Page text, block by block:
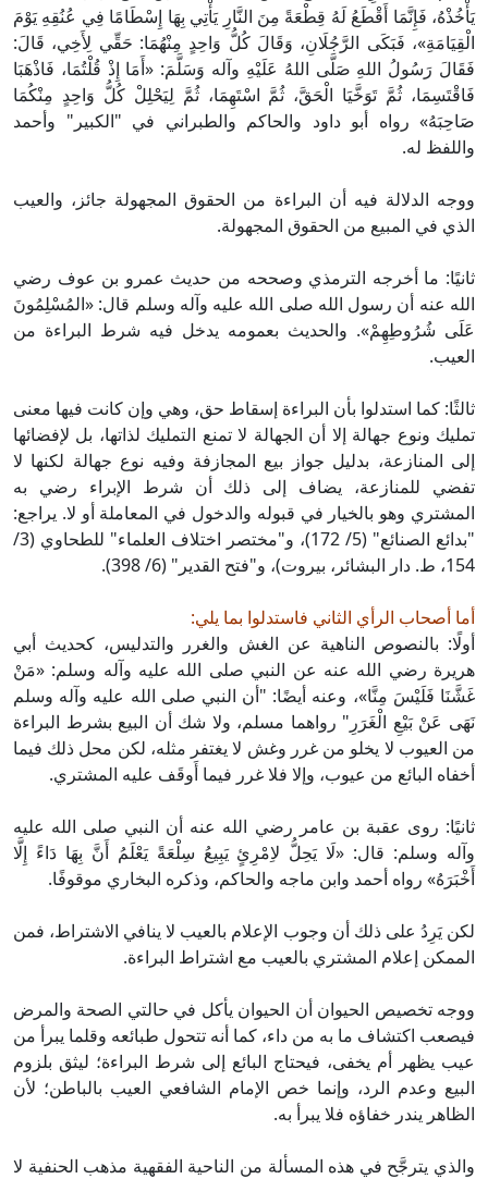
يَأْخُذْهُ، فَإِنَّمَا أَقْطَعُ لَهُ قِطْعَةً مِنَ النَّارِ يَأْتِي بِهَا إِسْطَامًا فِي عُنُقِهِ يَوْمَ
الْقِيَامَةِ»، فَبَكَى الرَّجُلَانِ، وَقَالَ كُلُّ وَاحِدٍ مِنْهُمَا: حَقِّي لِأَخِي، قَالَ:
فَقَالَ رَسُولُ اللهِ صَلَّى اللهُ عَلَيْهِ وآله وَسَلَّمَ: «أَمَا إِذْ قُلْتُمَا، فَاذْهَبَا
فَاقْتَسِمَا، ثُمَّ تَوَخَّيَا الْحَقَّ، ثُمَّ اسْتَهِمَا، ثُمَّ لِيَحْلِلْ كُلُّ وَاحِدٍ مِنْكُمَا
صَاحِبَهُ» رواه أبو داود والحاكم والطبراني في "الكبير" وأحمد
واللفظ له.
ووجه الدلالة فيه أن البراءة من الحقوق المجهولة جائز، والعيب
الذي في المبيع من الحقوق المجهولة.
ثانيًا: ما أخرجه الترمذي وصححه من حديث عمرو بن عوف رضي
الله عنه أن رسول الله صلى الله عليه وآله وسلم قال: «المُسْلِمُونَ
عَلَى شُرُوطِهِمْ». والحديث بعمومه يدخل فيه شرط البراءة من
العيب.
ثالثًا: كما استدلوا بأن البراءة إسقاط حق، وهي وإن كانت فيها معنى
تمليك ونوع جهالة إلا أن الجهالة لا تمنع التمليك لذاتها، بل لإفضائها
إلى المنازعة، بدليل جواز بيع المجازفة وفيه نوع جهالة لكنها لا
تفضي للمنازعة، يضاف إلى ذلك أن شرط الإبراء رضي به
المشتري وهو بالخيار في قبوله والدخول في المعاملة أو لا. يراجع:
"بدائع الصنائع" (5/ 172)، و"مختصر اختلاف العلماء" للطحاوي (3/
154، ط. دار البشائر، بيروت)، و"فتح القدير" (6/ 398).
أما أصحاب الرأي الثاني فاستدلوا بما يلي:
أولًا: بالنصوص الناهية عن الغش والغرر والتدليس، كحديث أبي
هريرة رضي الله عنه عن النبي صلى الله عليه وآله وسلم: «مَنْ
غَشَّنَا فَلَيْسَ مِنَّا»، وعنه أيضًا: "أن النبي صلى الله عليه وآله وسلم
نَهَى عَنْ بَيْعِ الْغَرَرِ" رواهما مسلم، ولا شك أن البيع بشرط البراءة
من العيوب لا يخلو من غرر وغش لا يغتفر مثله، لكن محل ذلك فيما
أخفاه البائع من عيوب، وإلا فلا غرر فيما أَوقَف عليه المشتري.
ثانيًا: روى عقبة بن عامر رضي الله عنه أن النبي صلى الله عليه
وآله وسلم: قال: «لَا يَحِلُّ لاِمْرِئٍ يَبِيعُ سِلْعَةً يَعْلَمُ أَنَّ بِهَا دَاءً إِلَّا
أَخْبَرَهُ» رواه أحمد وابن ماجه والحاكم، وذكره البخاري موقوفًا.
لكن يَرِدُ على ذلك أن وجوب الإعلام بالعيب لا ينافي الاشتراط، فمن
الممكن إعلام المشتري بالعيب مع اشتراط البراءة.
ووجه تخصيص الحيوان أن الحيوان يأكل في حالتي الصحة والمرض
فيصعب اكتشاف ما به من داء، كما أنه تتحول طبائعه وقلما يبرأ من
عيب يظهر أم يخفى، فيحتاج البائع إلى شرط البراءة؛ ليثق بلزوم
البيع وعدم الرد، وإنما خص الإمام الشافعي العيب بالباطن؛ لأن
الظاهر يندر خفاؤه فلا يبرأ به.
والذي يترجَّح في هذه المسألة من الناحية الفقهية مذهب الحنفية لا